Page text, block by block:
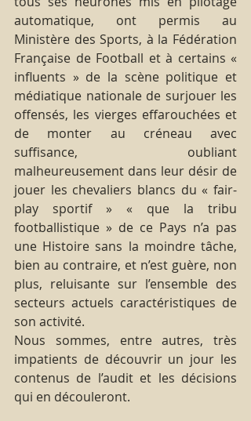
automatique, ont permis au
Ministère des Sports, à la Fédération
Française de Football et à certains «
influents » de la scène politique et
médiatique nationale de surjouer les
offensés, les vierges effarouchées et
de monter au créneau avec
suffisance, oubliant
malheureusement dans leur désir de
jouer les chevaliers blancs du « fair-
play sportif » « que la tribu
footballistique » de ce Pays n’a pas
une Histoire sans la moindre tâche,
bien au contraire, et n’est guère, non
plus, reluisante sur l’ensemble des
secteurs actuels caractéristiques de
son activité.
Nous sommes, entre autres, très
impatients de découvrir un jour les
contenus de l’audit et les décisions
qui en découleront.